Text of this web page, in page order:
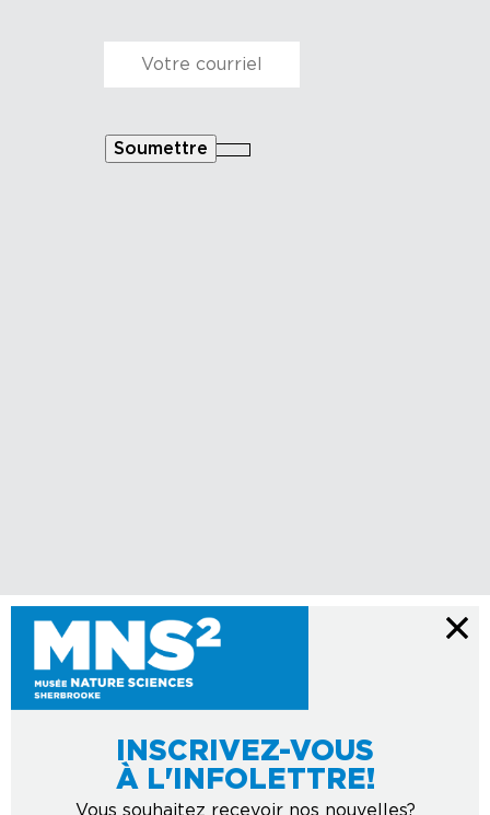
INSCRIVEZ-VOUS
À L'INFOLETTRE!
Vous souhaitez recevoir nos nouvelles?
Courriel *
Soumettre